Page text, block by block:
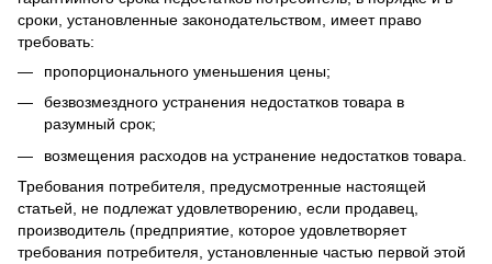
сроки, установленные законодательством, имеет право
требовать:
пропорционального уменьшения цены;
безвозмездного устранения недостатков товара в
разумный срок;
возмещения расходов на устранение недостатков товара.
Требования потребителя, предусмотренные настоящей
статьей, не подлежат удовлетворению, если продавец,
производитель (предприятие, которое удовлетворяет
требования потребителя, установленные частью первой этой